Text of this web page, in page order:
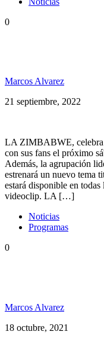
0
Marcos Alvarez
21 septiembre, 2022
LA ZIMBABWE, celebra
con sus fans el próximo
Además, la agrupación
estrenará un nuevo tema
estará disponible en
videoclip. LA […]
Noticias
Programas
0
Marcos Alvarez
18 octubre, 2021